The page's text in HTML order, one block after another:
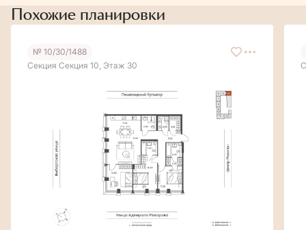
Похожие планировки
№ 10/30/1488
Секция Секция 10, Этаж 30